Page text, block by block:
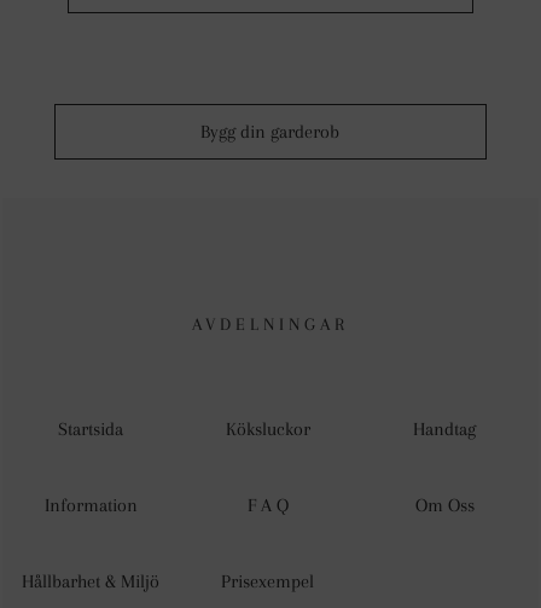
Bygg din garderob
AVDELNINGAR
Startsida Köksluckor Handtag
Information F A Q Om Oss
Hållbarhet & Miljö Prisexempel